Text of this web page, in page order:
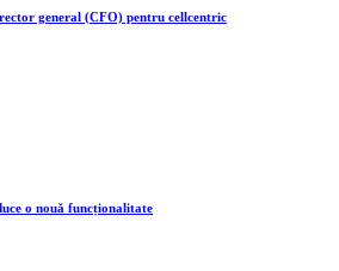
general (CFO) pentru cellcentric
o nouă funcționalitate